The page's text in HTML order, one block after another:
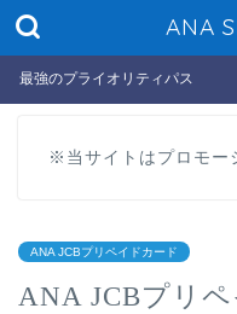
ANA
最強のプライオリティパス
※当サイトはプロモー
ANA JCBプリペイドカード
ANA JCBプリ